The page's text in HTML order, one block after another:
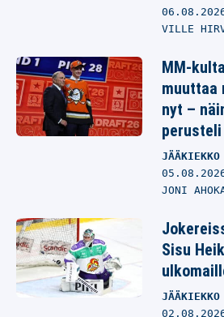
VILLE
MM-
muuttaa
nyt –
perusteli
JÄÄKIEKKO
JONI
Sisu
JÄÄKIEKKO